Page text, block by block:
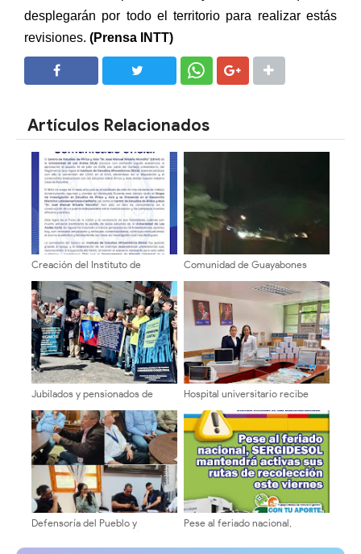
desplegarán por todo el territorio para realizar estás
revisiones. (Prensa INTT)
Artículos Relacionados
Creación del Instituto de
la Universidad de Los Andes
(ULA)
Comunidad de Guayabones
respuestas a la alcaldía
Jubilados y pensionados de
salariales y servicios médicos
Hospital universitario recibe
ayudas técnicas
Defensoría del Pueblo y
Concejo Municipal evalúan tarifa
del pasaje en Mérida
Pese al feriado nacional,
sus rutas de recolección este